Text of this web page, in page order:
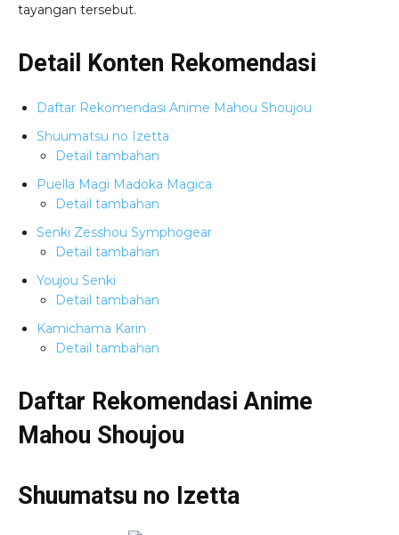
tayangan tersebut.
Detail Konten Rekomendasi
Daftar Rekomendasi Anime Mahou Shoujou
Shuumatsu no Izetta
Detail tambahan
Puella Magi Madoka Magica
Detail tambahan
Senki Zesshou Symphogear
Detail tambahan
Youjou Senki
Detail tambahan
Kamichama Karin
Detail tambahan
Daftar Rekomendasi Anime
Mahou Shoujou
Shuumatsu no Izetta